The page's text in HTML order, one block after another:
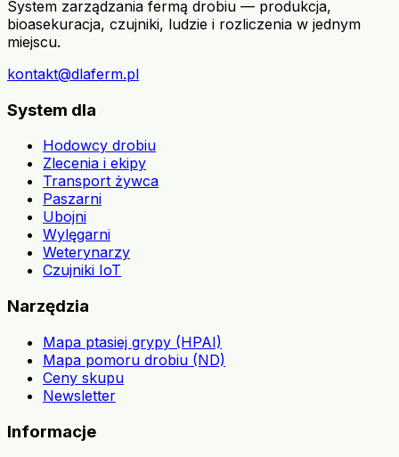
System zarządzania fermą drobiu — produkcja,
bioasekuracja, czujniki, ludzie i rozliczenia w jednym
miejscu.
kontakt@dlaferm.pl
System dla
Hodowcy drobiu
Zlecenia i ekipy
Transport żywca
Paszarni
Ubojni
Wylęgarni
Weterynarzy
Czujniki IoT
Narzędzia
Mapa ptasiej grypy (HPAI)
Mapa pomoru drobiu (ND)
Ceny skupu
Newsletter
Informacje